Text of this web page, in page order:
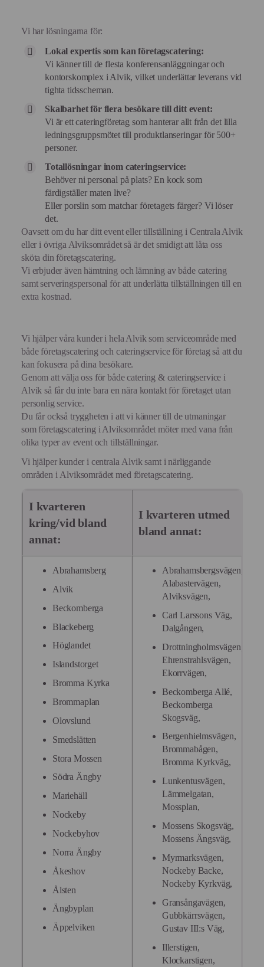
Vi har lösningarna för:
Lokal expertis som kan företagscatering:
Vi känner till de flesta konferensanläggningar och
kontorskomplex i Alvik, vilket underlättar leverans vid
tighta tidsscheman.
Skalbarhet för flera besökare till ditt event:
Vi är ett cateringföretag som hanterar allt från det lilla
ledningsgruppsmötet till produktlanseringar för 500+
personer.
Totallösningar inom cateringservice:
Behöver ni personal på plats? En kock som
färdigställer maten live?
Eller porslin som matchar företagets färger? Vi löser
det.
Oavsett om du har ditt event eller tillställning i Centrala Alvik
eller i övriga Alviksområdet så är det smidigt att låta oss
sköta din företagscatering.
Vi erbjuder även hämtning och lämning av både catering
samt serveringspersonal för att underlätta tillställningen till en
extra kostnad.
Vi hjälper våra kunder i hela Alvik som serviceområde med
både företagscatering och cateringservice för företag så att du
kan fokusera på dina besökare.
Genom att välja oss för både catering & cateringservice i
Alvik så får du inte bara en nära kontakt för företaget utan
personlig service.
Du får också tryggheten i att vi känner till de utmaningar
som företagscatering i Alviksområdet möter med vana från
olika typer av event och tillställningar.
Vi hjälper kunder i centrala Alvik samt i närliggande
områden i Alviksområdet med företagscatering.
I kvarteren
kring/vid bland
annat:
I kvarteren utmed
bland annat:
Abrahamsberg
Alvik
Beckomberga
Blackeberg
Höglandet
Islandstorget
Bromma Kyrka
Brommaplan
Olovslund
Smedslätten
Stora Mossen
Södra Ängby
Mariehäll
Nockeby
Nockebyhov
Norra Ängby
Åkeshov
Ålsten
Ängbyplan
Äppelviken
Abrahamsbergsvägen,
Alabastervägen,
Alviksvägen,
Carl Larssons Väg,
Dalgången,
Drottningholmsvägen,
Ehrenstrahlsvägen,
Ekorrvägen,
Beckomberga Allé,
Beckomberga
Skogsväg,
Bergenhielmsvägen,
Brommabågen,
Bromma Kyrkväg,
Lunkentusvägen,
Lämmelgatan,
Mossplan,
Mossens Skogsväg,
Mossens Ängsväg,
Myrmarksvägen,
Nockeby Backe,
Nockeby Kyrkväg,
Gransångavägen,
Gubbkärrsvägen,
Gustav III:s Väg,
Illerstigen,
Klockarstigen,